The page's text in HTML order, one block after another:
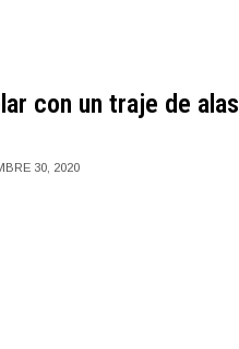
con un traje de alas
30, 2020